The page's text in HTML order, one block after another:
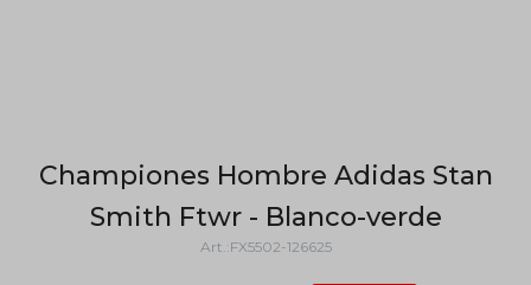
Championes Hombre Adidas Stan
Smith Ftwr - Blanco-verde
FX5502-126625